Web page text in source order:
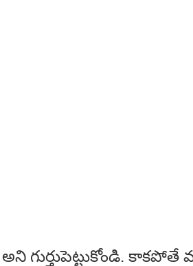
గుర్తుపెట్టుకోండి. కాకపోతే